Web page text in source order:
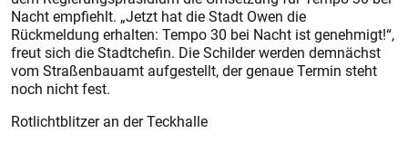
Nacht empfiehlt. „Jetzt hat die Stadt Owen die
Rückmeldung erhalten: Tempo 30 bei Nacht ist genehmigt!“,
freut sich die Stadtchefin. Die Schilder werden demnächst
vom Straßenbauamt aufgestellt, der genaue Termin steht
noch nicht fest.
Rotlichtblitzer an der Teckhalle